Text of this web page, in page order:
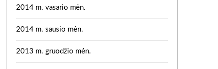
2014 m. vasario mėn.
2014 m. sausio mėn.
2013 m. gruodžio mėn.